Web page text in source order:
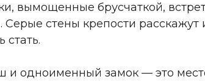
вымощенные брусчаткой,
стены крепости
одноименный замок — это